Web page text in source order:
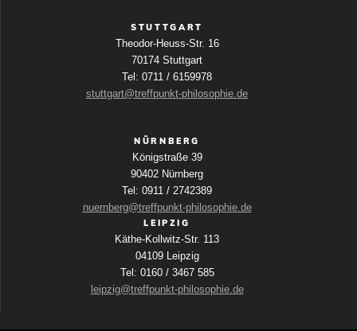
STUTTGART
Theodor-Heuss-Str. 16
70174 Stuttgart
Tel: 0711 / 6159978
stuttgart@treffpunkt-philosophie.de
NÜRNBERG
Königstraße 39
90402 Nürnberg
Tel: 0911 / 2742389
nuernberg@treffpunkt-philosophie.de
LEIPZIG
Käthe-Kollwitz-Str. 113
04109 Leipzig
Tel: 0160 / 3467 585
leipzig@treffpunkt-philosophie.de